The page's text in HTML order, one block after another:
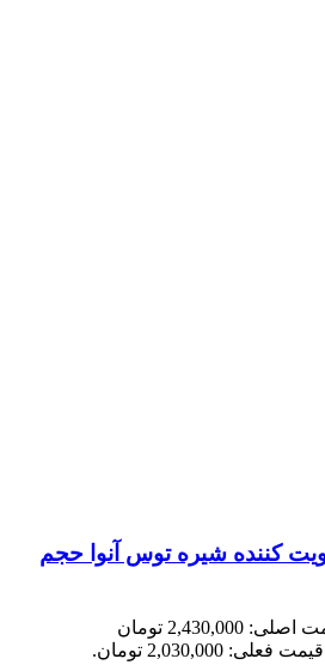
کننده شیره توس آنوا حجم
قیمت اصلی: 2,430,000 تومان
قیمت فعلی: 2,030,000 تومان.